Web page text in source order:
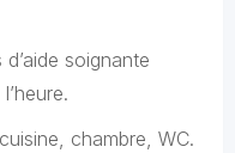
soignante
chambre, WC.